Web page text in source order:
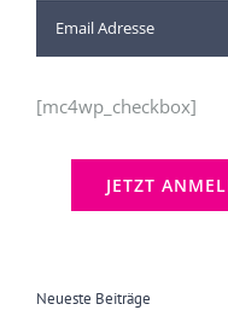
[mc4wp_checkbox]
Neueste Beiträge